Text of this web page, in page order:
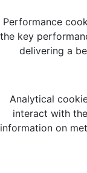
Performance
the key
delivering a
Analytical
interact with
information on